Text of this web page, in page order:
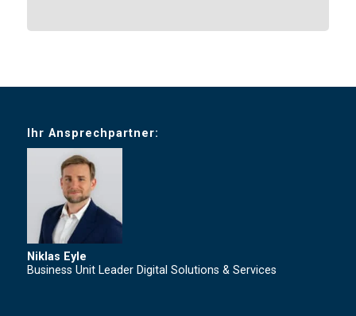
Ihr Ansprechpartner:
Niklas Eyle
Business Unit Leader Digital Solutions & Services